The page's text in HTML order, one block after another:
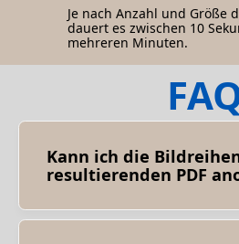
Je nach Anzahl und Größe
dauert es zwischen 10
mehreren Minuten.
Kann ich die
resultierenden PDF
es Ihnen, die Reihenfolge der